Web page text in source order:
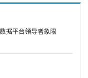
之中。 随着 Jobs
“AI 工具公司”到“社会
中写道：“AI 是一种前
场由技术、资本、政府和
年决定一个关键命题：
据平台领导者象限